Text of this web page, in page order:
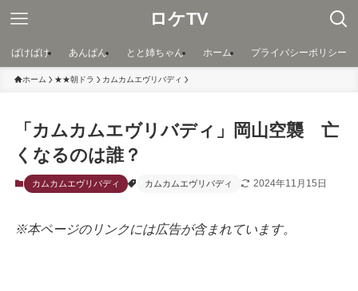
ロケTV
ばけばけ あんぱん とと姉ちゃん ホーム プライバシーポリシー
ホーム ★★朝ドラ カムカムエヴリバディ
「カムカムエヴリバディ」岡山空襲 亡
くなるのは誰？
カムカムエヴリバディ カムカムエヴリバディ 2024年11月15日
※本ページのリンクには広告が含まれています。